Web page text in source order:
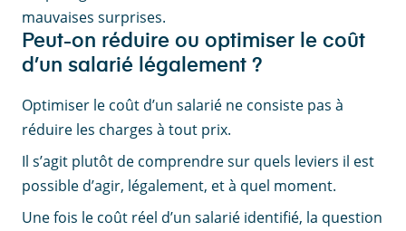
mauvaises surprises.
Peut-on réduire ou optimiser le coût
d’un salarié légalement ?
Optimiser le coût d’un salarié ne consiste pas à
réduire les charges à tout prix.
Il s’agit plutôt de comprendre sur quels leviers il est
possible d’agir, légalement, et à quel moment.
Une fois le coût réel d’un salarié identifié, la question